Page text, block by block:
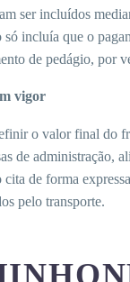
ser incluídos
só incluía que o
de pedágio, por
vigor
o valor final do
de administração,
cita de forma
pelo transporte.